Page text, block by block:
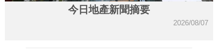
今日地產新聞摘要
2026/08/07